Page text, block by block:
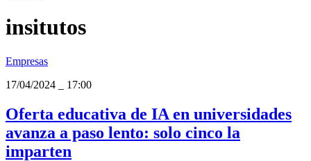
insitutos
Empresas
17/04/2024
17:00
Oferta educativa de IA en universidades
avanza a paso lento: solo cinco la
imparten